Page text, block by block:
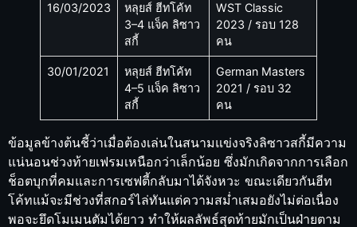
16/03/2023
หลุยส์ ฮีทโค้ท
3–4 แจ็ค ลิซาว
สกี้
WST Classic
2023 / รอบ 128
คน
30/01/2021
หลุยส์ ฮีทโค้ท
4–5 แจ็ค ลิซาว
สกี้
German Masters
2021 / รอบ 32
คน
ข้อมูลข้างต้นชี้ว่าเมื่อต้องเล่นในสนามแข่งจริงลิซาวสกี้มีความ
แน่นอนช่วงท้ายเฟรมเหนือกว่าเล็กน้อย ซึ่งมักเกิดจากการเลือก
ช็อตบุกที่คมและการเซฟตี้กลับมาได้จังหวะ ขณะเดียวกันฮีท
โค้ทแม้จะมีช่วงที่สกอร์ไล่ทันแต่ความสม่ำเสมอยังไม่ต่อเนื่อง
พอจะยึดโมเมนตัมได้ยาว ทำให้ผลลัพธ์สุดท้ายมักเป็นฝ่ายตาม